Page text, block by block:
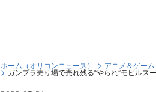
ホーム（オリコンニュース） アニメ＆ゲーム
ガンプラ売り場で売れ残る“やられ”モビルス